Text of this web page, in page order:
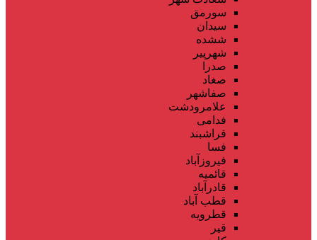
سورمق
سیدان
ششده
شهرپیر
صدرا
صغاد
صفاشهر
علامرودشت
فدامی
فراشبند
فسا
فیروزآباد
قائمیه
قادرآباد
قطب آباد
قطرویه
قیر